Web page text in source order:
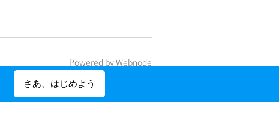
Powered byWebnode
さあ、はじめよう